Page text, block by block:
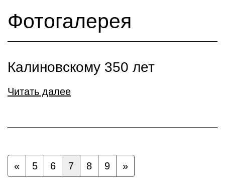
Фотогалерея
Калиновскому 350 лет
Читать далее
« 5 6 7 8 9 »